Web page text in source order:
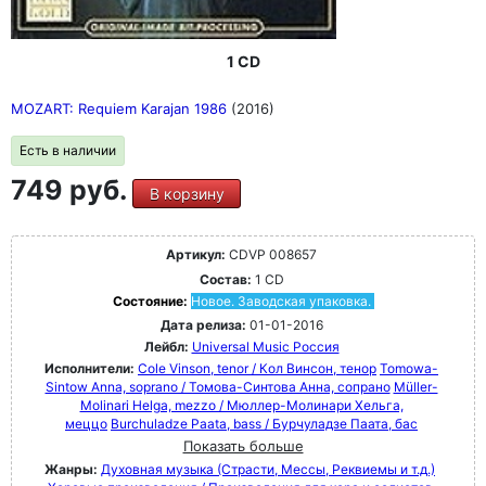
1 CD
MOZART: Requiem Karajan 1986 (2016)
Есть в наличии
749 руб. В корзину
Артикул: CDVP 008657
Состав: 1 CD
Состояние: Новое. Заводская упаковка.
Дата релиза: 01-01-2016
Лейбл: Universal Music Россия
Исполнители: Cole Vinson, tenor / Кол Винсон, тенор Tomowa-
Sintow Anna, soprano / Томова-Синтова Анна, сопрано Müller-
Molinari Helga, mezzo / Мюллер-Молинари Хельга,
меццо Burchuladze Paata, bass / Бурчуладзе Паата, бас
Показать больше
Жанры: Духовная музыка (Страсти, Мессы, Реквиемы и т.д.)